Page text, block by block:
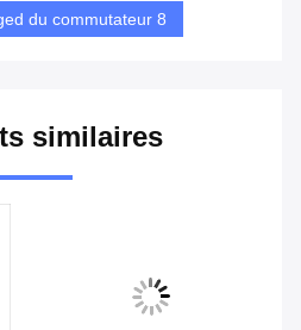
du commutateur 8
similaires